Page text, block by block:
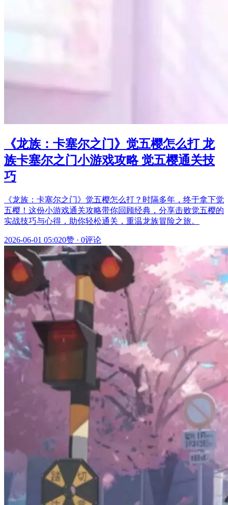
《龙族：卡塞尔之门》觉五樱怎么打 龙
族卡塞尔之门小游戏攻略 觉五樱通关技
巧
《龙族：卡塞尔之门》觉五樱怎么打？时隔多年，终于拿下觉
五樱！这份小游戏通关攻略带你回顾经典，分享击败觉五樱的
实战技巧与心得，助你轻松通关，重温龙族冒险之旅。
2026-06-01 05:020赞 · 0评论